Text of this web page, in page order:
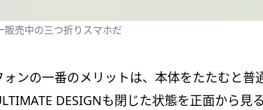
売中の三つ折りスマホだ
ンの一番のメリットは、本体をたたむと普
DESIGNも閉じた状態を正面から見